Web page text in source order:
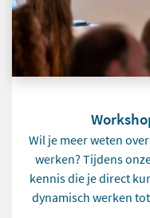
Wil je meer weten
werken? Tijdens
kennis die je direct
dynamisch werken